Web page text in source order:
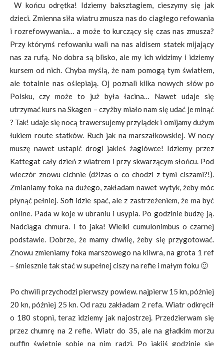
W końcu odrętka! Idziemy baksztagiem, cieszymy się jak
dzieci. Zmienna siła wiatru zmusza nas do ciagłego refowania
i rozrefowywania… a może to kurczący się czas nas zmusza?
Przy którymś refowaniu wali na nas aldisem statek mijający
nas za rufą. No dobra są blisko, ale my ich widzimy i idziemy
kursem od nich. Chyba myślą, że nam pomogą tym światłem,
ale totalnie nas oślepiają. Oj poznali kilka nowych słów po
Polsku, czy może to już była łacina… Nawet udaje się
utrzymać kurs na Skagen – czyżby miało nam się udać je minąć
? Tak! udaje się nocą trawersujemy przylądek i omijamy dużym
łukiem route statków. Ruch jak na marszałkowskiej. W nocy
muszę nawet ustapić drogi jakieś żaglówce! Idziemy przez
Kattegat cały dzień z wiatrem i przy skwarzącym słońcu. Pod
wieczór znowu cichnie (dżizas o co chodzi z tymi ciszami?!).
Zmianiamy foka na dużego, zakładam nawet wytyk, żeby móc
płynąć pełniej. Sofi idzie spać, ale z zastrzeżeniem, że ma być
online. Pada w koje w ubraniu i usypia. Po godzinie budzę ją.
Nadciąga chmura. I to jaka! Wielki cumulonimbus o czarnej
podstawie. Dobrze, że mamy chwilę, żeby się przygotować.
Znowu zmieniamy foka marszowego na kliwra, na grota 1 ref
– śmiesznie tak stać w supełnej ciszy na refie i małym foku 🙂
Po chwili przychodzi pierwszy powiew. najpierw 15 kn, później
20 kn, później 25 kn. Od razu zakładam 2 refa. Wiatr odkręcił
o 180 stopni, teraz idziemy jak najostrzej. Przedzierwam się
przez chumrę na 2 refie. Wiatr do 35, ale na gładkim morzu
puffin świetnie sobie na nim radzi. Po jakijś godzinie się